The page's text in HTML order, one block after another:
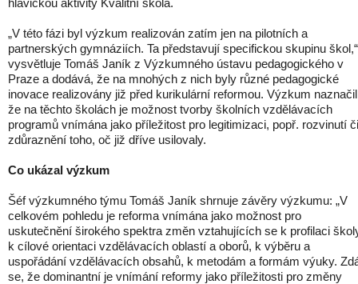
hlavičkou aktivity Kvalitní škola.
„V této fázi byl výzkum realizován zatím jen na pilotních a
partnerských gymnáziích. Ta představují specifickou skupinu škol,“
vysvětluje Tomáš Janík z Výzkumného ústavu pedagogického v
Praze a dodává, že na mnohých z nich byly různé pedagogické
inovace realizovány již před kurikulární reformou. Výzkum
že na těchto školách je možnost tvorby školních vzdělávacích
programů vnímána jako příležitost pro legitimizaci, popř. rozvinutí či
zdůraznění toho, oč již dříve usilovaly.
Co ukázal výzkum
Šéf výzkumného týmu Tomáš Janík shrnuje závěry výzkumu: „V
celkovém pohledu je reforma vnímána jako možnost pro
uskutečnění širokého spektra změn vztahujících se k profilaci
k cílové orientaci vzdělávacích oblastí a oborů, k výběru a
uspořádání vzdělávacích obsahů, k metodám a formám výuky.
se, že dominantní je vnímání reformy jako příležitosti pro změny